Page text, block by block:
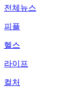
전체뉴스
피플
헬스
라이프
컬처